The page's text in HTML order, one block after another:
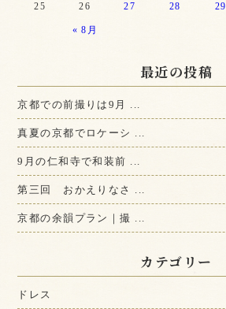
« 8月
25 26 27 28 29
最近の投稿
京都での前撮りは9月 ...
真夏の京都でロケーシ ...
9月の仁和寺で和装前 ...
第三回 おかえりなさ ...
京都の余韻プラン｜撮 ...
カテゴリー
ドレス